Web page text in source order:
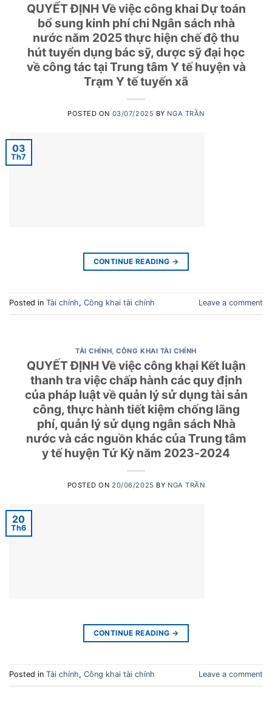
QUYẾT ĐỊNH Về việc công khai Dự toán
bổ sung kinh phí chi Ngân sách nhà
nước năm 2025 thực hiện chế độ thu
hút tuyển dụng bác sỹ, dược sỹ đại học
về công tác tại Trung tâm Y tế huyện và
Trạm Y tế tuyến xã
POSTED ON 03/07/2025 BY NGA TRẦN
03
Th7
CONTINUE READING →
Posted in Tài chính, Công khai tài chính Leave a comment
TÀI CHÍNH,CÔNG KHAI TÀI CHÍNH
QUYẾT ĐỊNH Về việc công khại Kết luận
thanh tra việc chấp hành các quy định
của pháp luật về quản lý sử dụng tài sản
công, thực hành tiết kiệm chống lãng
phí, quản lý sử dụng ngân sách Nhà
nước và các nguồn khác của Trung tâm
y tế huyện Tứ Kỳ năm 2023-2024
POSTED ON 20/06/2025 BY NGA TRẦN
20
Th6
CONTINUE READING →
Posted in Tài chính, Công khai tài chính Leave a comment